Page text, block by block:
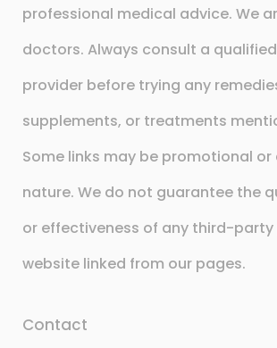
professional medical advice. We
doctors. Always consult a
provider before trying any
supplements, or treatments
Some links may be promotional
nature. We do not guarantee the
or effectiveness of any third-
website linked from our pages.
Contact